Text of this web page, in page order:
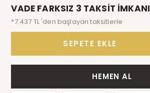
VADE FARKSIZ 3 TAKSİT İMKANI
*7.437 TL 'den başlayan taksitlerle
SEPETE EKLE
HEMEN AL